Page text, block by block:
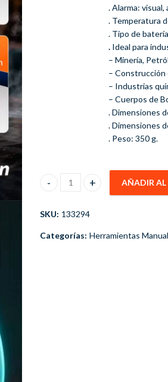
. Alarma:
. Temperatura
. Tipo de
. Ideal para
– Minería,
– Construcción
– Industrias
– Cuerpos de
. Dimensiones
. Dimensiones
. Peso: 350 g.
Medidor Multi Gases 4 en 1 CO
AÑADIR AL
SKU: 133294
Categorías: Herramientas